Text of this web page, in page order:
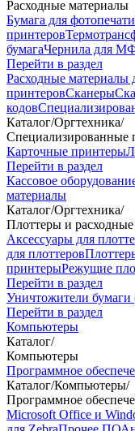
Расходные материалы
Бумага для фотопечати
принтеров
бумагаЧернила для
Перейти в раздел
Расходные материалы
принтеровСканеры
кодов
Каталог/Оргтехника/
Специализированные
Карточные принтеры
Перейти в раздел
Кассовое
материалы
Каталог/Оргтехника/
Плоттеры и
Аксессуары для
для плоттеров
принтерыРежущие
Перейти в раздел
Уничтожители
Перейти в раздел
Компьютеры
Каталог/
Компьютеры
Программное
Каталог/Компьютеры/
Программное
Microsoft Office и